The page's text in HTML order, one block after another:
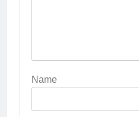
Name